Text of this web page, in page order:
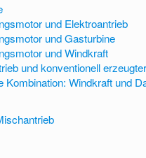
und Elektroantrieb
und Gasturbine
und Windkraft
und konventionell
Kombination: Windkraft und